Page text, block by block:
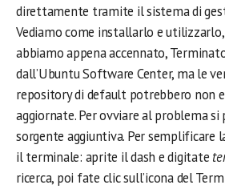
direttamente tramite il sistema di
Vediamo come installarlo e
abbiamo appena accennato,
dall’Ubuntu Software Center, ma le
repository di default potrebbero non
aggiornate. Per ovviare al problema si
sorgente aggiuntiva. Per semplificare
il terminale: aprite il dash e digitate
ricerca, poi fate clic sull’icona del